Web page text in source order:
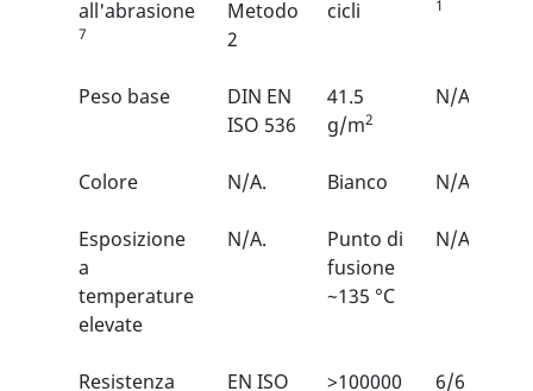
all'abrasione
7
Metodo
2
cicli
1
Peso base
DIN EN
ISO 536
41.5
g/m2
N/A
Colore N/A. Bianco N/A
Esposizione
a
temperature
elevate
N/A.
Punto di
fusione
~135 °C
N/A
Resistenza
EN ISO
>100000
6/6